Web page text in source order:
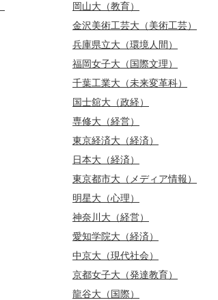
岡山大（教育）
金沢美術工芸大（美術工芸）
兵庫県立大（環境人間）
福岡女子大（国際文理）
千葉工業大（未来変革科）
国士舘大（政経）
専修大（経営）
東京経済大（経済）
日本大（経済）
東京都市大（メディア情報）
明星大（心理）
神奈川大（経営）
愛知学院大（経済）
中京大（現代社会）
京都女子大（発達教育）
龍谷大（国際）